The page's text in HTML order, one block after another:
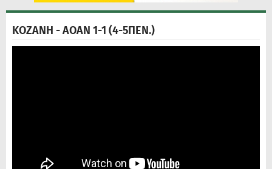
KΟΖΑΝΗ - AOΑΝ 1-1 (4-5ΠΕΝ.)